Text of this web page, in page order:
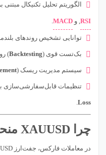
الگوریتم تحلیل تکنیکال
RSI, و MACD
.
توانایی تشخیص روندهای
بک‌تست قوی (Backtesting
)
سیستم مدیریت ریسک (
تنظیمات قابل‌سفارشی‌سازی
Loss
.
چرا XAUUSD منحصربه‌فرد است؟